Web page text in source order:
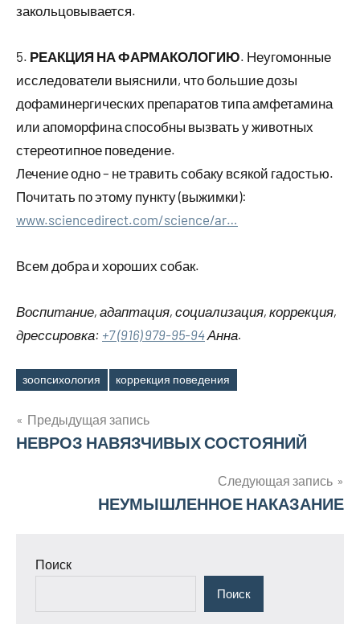
закольцовывается.
5. РЕАКЦИЯ НА ФАРМАКОЛОГИЮ. Неугомонные
исследователи выяснили, что большие дозы
дофаминергических препаратов типа амфетамина
или апоморфина способны вызвать у животных
стереотипное поведение.
Лечение одно – не травить собаку всякой гадостью.
Почитать по этому пункту (выжимки):
www.sciencedirect.com/science/ar…
Всем добра и хороших собак.
Воспитание, адаптация, социализация, коррекция,
дрессировка: +7 (916) 979-95-94Анна.
Метки
зоопсихология коррекция поведения
Навигация
по
Предыдущая запись
НЕВРОЗ НАВЯЗЧИВЫХ СОСТОЯНИЙ
Следующая запись
НЕУМЫШЛЕННОЕ НАКАЗАНИЕ
Поиск
Поиск